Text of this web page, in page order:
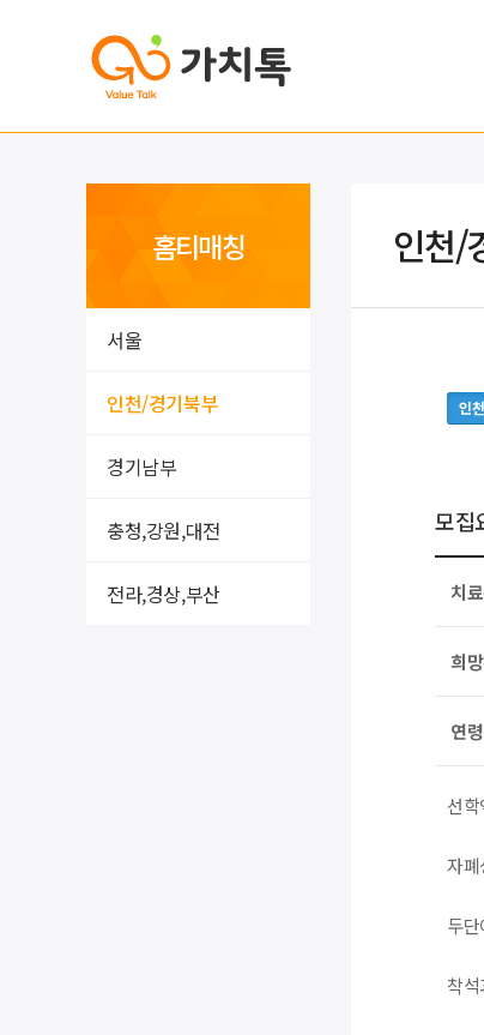
홈티매칭
서울
인천/경기북부
경기남부
충청,강원,대전
전라,경상,부산
인천/
인
모집
치
희
연령
선
자폐
두
착